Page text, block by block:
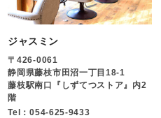
ジャスミン
〒426-0061
静岡県藤枝市田沼一丁目18-1
藤枝駅南口『しずてつストア』内2
階
Tel：054-625-9433